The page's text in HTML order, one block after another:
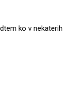
ko v nekaterih